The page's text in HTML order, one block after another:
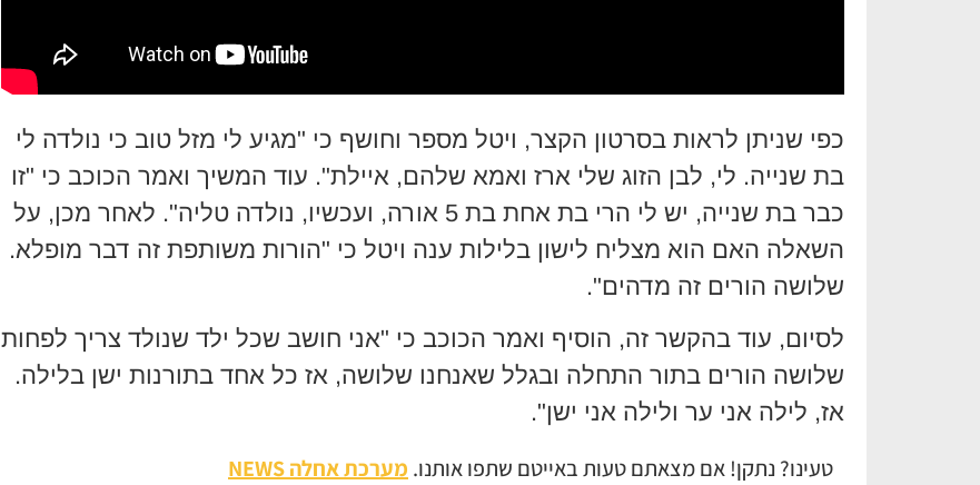
כפי שניתן לראות בסרטון הקצר, ויטל מספר וחושף כי "מגיע לי מזל טוב כי נולדה לי
בת שנייה. לי, לבן הזוג שלי ארז ואמא שלהם, איילת". עוד המשיך ואמר הכוכב כי "זו
כבר בת שנייה, יש לי הרי בת אחת בת 5 אורה, ועכשיו, נולדה טליה". לאחר מכן, על
השאלה האם הוא מצליח לישון בלילות ענה ויטל כי "הורות משותפת זה דבר מופלא.
שלושה הורים זה מדהים".
לסיום, עוד בהקשר זה, הוסיף ואמר הכוכב כי "אני חושב שכל ילד שנולד צריך לפחות
שלושה הורים בתור התחלה ובגלל שאנחנו שלושה, אז כל אחד בתורנות ישן בלילה.
אז, לילה אני ער ולילה אני ישן".
טעינו? נתקן! אם מצאתם טעות באייטם שתפו אותנו. מערכת אחלה NEWS